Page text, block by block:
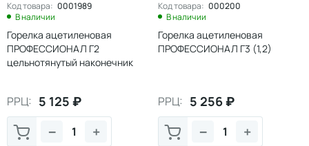
Код товара: 0001989
В наличии
Горелка ацетиленовая
ПРОФЕССИОНАЛ Г2
цельнотянутый наконечник
РРЦ: 5 125 ₽
+
−
Код товара: 000200
В наличии
Горелка ацетиленовая
ПРОФЕССИОНАЛ Г3 (1,2)
РРЦ: 5 256₽
+
−